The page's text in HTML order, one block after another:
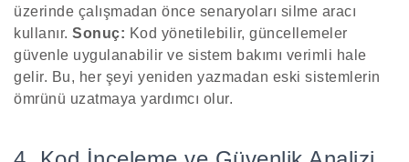
üzerinde çalışmadan önce senaryoları silme aracı
kullanır. Sonuç: Kod yönetilebilir, güncellemeler
güvenle uygulanabilir ve sistem bakımı verimli hale
gelir. Bu, her şeyi yeniden yazmadan eski sistemlerin
ömrünü uzatmaya yardımcı olur.